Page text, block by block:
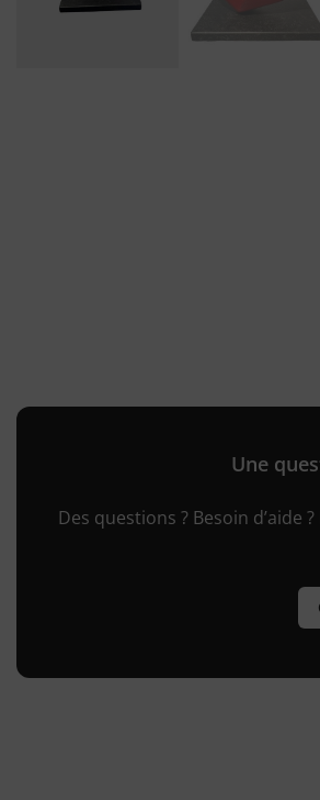
Une
Des questions ? Besoin d’aide